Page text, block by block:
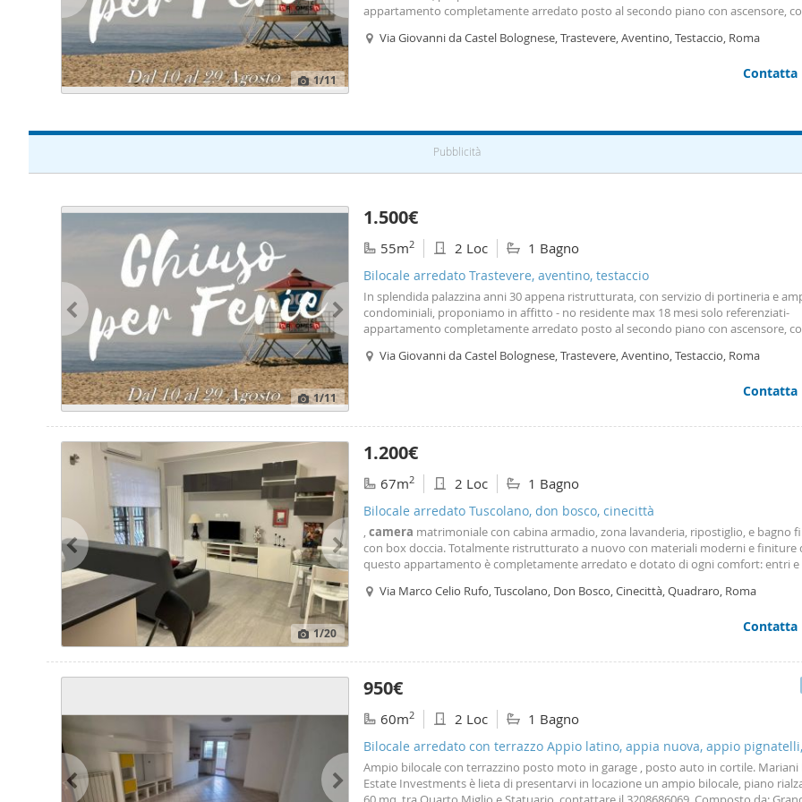
1/11
appartamento completamente arredato posto al secondo piano con ascensore,
parcheggio Moto. L'agenzia giusta per sentirsi a casa
Via Giovanni da Castel Bolognese, Trastevere, Aventino, Testaccio, Roma
Contatta
Pubblicità
1/11
1.500€
55m2 2 Loc 1 Bagno
Bilocale arredato Trastevere, aventino, testaccio
In splendida palazzina anni 30 appena ristrutturata, con servizio di portineria e
condominiali, proponiamo in affitto - no residente max 18 mesi solo referenziati-
appartamento completamente arredato posto al secondo piano con ascensore,
per sentirsi a casa! I nostri uffici si trovano
Via Giovanni da Castel Bolognese, Trastevere, Aventino, Testaccio, Roma
Contatta
1/20
1.200€
67m2 2 Loc 1 Bagno
Bilocale arredato Tuscolano, don bosco, cinecittà
, camera matrimoniale con cabina armadio, zona lavanderia, ripostiglio, e bagno
con box doccia. Totalmente ristrutturato a nuovo con materiali moderni e finiture
questo appartamento è completamente arredato e dotato di ogni comfort: entri e
2 tv, microonde, aspirapolvere
Via Marco Celio Rufo, Tuscolano, Don Bosco, Cinecittà, Quadraro, Roma
Contatta
950€
60m2 2 Loc 1 Bagno
Bilocale arredato con terrazzo Appio latino, appia nuova, appio pignatelli,
capannelle
Ampio bilocale con terrazzino posto moto in garage , posto auto in cortile. Mariani
Estate Investments è lieta di presentarvi in locazione un ampio bilocale, piano